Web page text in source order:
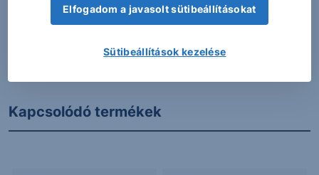
További Erste elemzések
Kapcsolódó termékek
Elfogadom a javasolt sütibeállításokat
Sütibeállítások kezelése